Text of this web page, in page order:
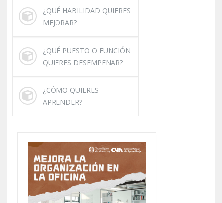
¿QUÉ HABILIDAD QUIERES
MEJORAR?
¿QUÉ PUESTO O FUNCIÓN
QUIERES DESEMPEÑAR?
¿CÓMO QUIERES
APRENDER?